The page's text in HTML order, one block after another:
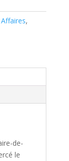
Affaires,
de-
le